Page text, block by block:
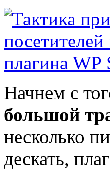
Начнем с
большой
несколько
дескать,